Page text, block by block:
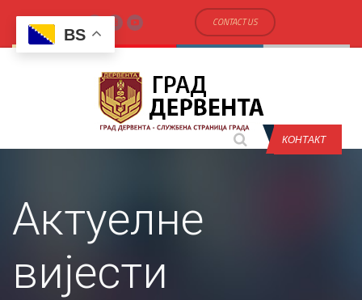
CONTACT US
КОНТАКТ
Актуелне
вијести
BS